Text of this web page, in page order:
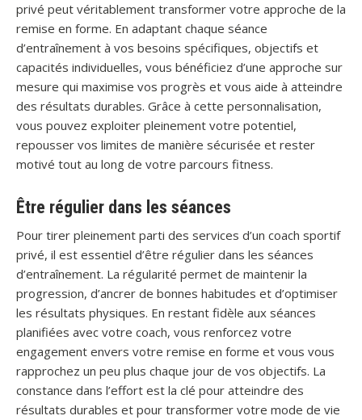
privé peut véritablement transformer votre approche de la
remise en forme. En adaptant chaque séance
d’entraînement à vos besoins spécifiques, objectifs et
capacités individuelles, vous bénéficiez d’une approche sur
mesure qui maximise vos progrès et vous aide à atteindre
des résultats durables. Grâce à cette personnalisation,
vous pouvez exploiter pleinement votre potentiel,
repousser vos limites de manière sécurisée et rester
motivé tout au long de votre parcours fitness.
Être régulier dans les séances
Pour tirer pleinement parti des services d’un coach sportif
privé, il est essentiel d’être régulier dans les séances
d’entraînement. La régularité permet de maintenir la
progression, d’ancrer de bonnes habitudes et d’optimiser
les résultats physiques. En restant fidèle aux séances
planifiées avec votre coach, vous renforcez votre
engagement envers votre remise en forme et vous vous
rapprochez un peu plus chaque jour de vos objectifs. La
constance dans l’effort est la clé pour atteindre des
résultats durables et pour transformer votre mode de vie